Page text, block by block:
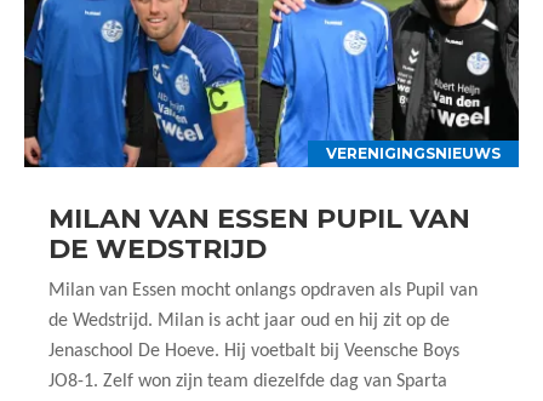
VERENIGINGSNIEUWS
MILAN VAN ESSEN PUPIL VAN
DE WEDSTRIJD
Milan van Essen mocht onlangs opdraven als Pupil van
de Wedstrijd. Milan is acht jaar oud en hij zit op de
Jenaschool De Hoeve. Hij voetbalt bij Veensche Boys
JO8-1. Zelf won zijn team diezelfde dag van Sparta